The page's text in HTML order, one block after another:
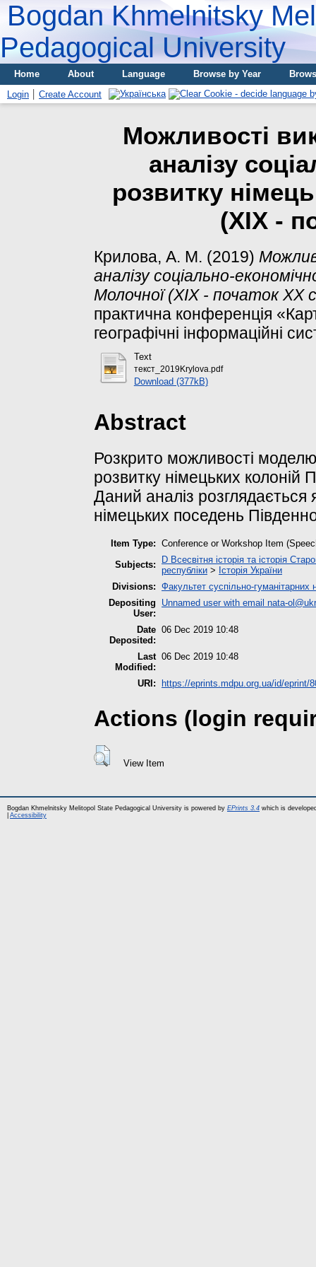
Bogdan Khmelnitsky
Pedagogical University
Home About Language Browse by Year
Login
Create Account
Можливості
аналізу
розвитку
(XIX -
Крилова, А. М. (2019)
аналізу соціально-
Молочної (XIX - початок XX
практична конференція
географічні інформаційні
Text
текст_2019Krylova.pdf
Download (377kB)
Abstract
Розкрито можливості
розвитку німецьких колоній
Даний аналіз розглядається
німецьких поседень
Item Type: Conference or Workshop Item
Subjects:
D Всесвітня історія та історія
республіки > Історія України
Divisions: Факультет суспільно-гуманітарних
Depositing
User:
Unnamed user with email nata-
Date
Deposited:
06 Dec 2019 10:48
Last
Modified:
06 Dec 2019 10:48
URI: https://eprints.mdpu.org.ua/id/eprint/
Actions (login
View Item
Bogdan Khmelnitsky Melitopol State Pedagogical University is powered by EPrints 3.4 which is
Accessibility